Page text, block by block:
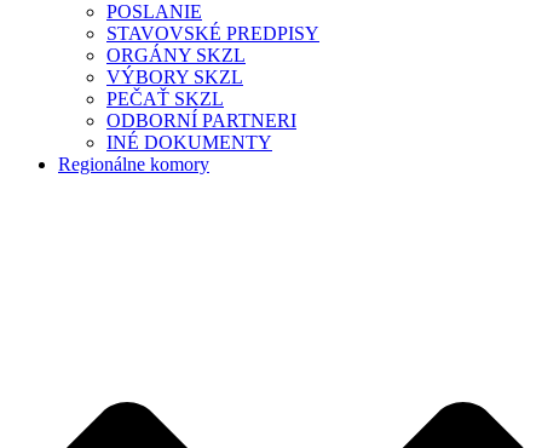
POSLANIE
STAVOVSKÉ PREDPISY
ORGÁNY SKZL
VÝBORY SKZL
PEČAŤ SKZL
ODBORNÍ PARTNERI
INÉ DOKUMENTY
Regionálne komory